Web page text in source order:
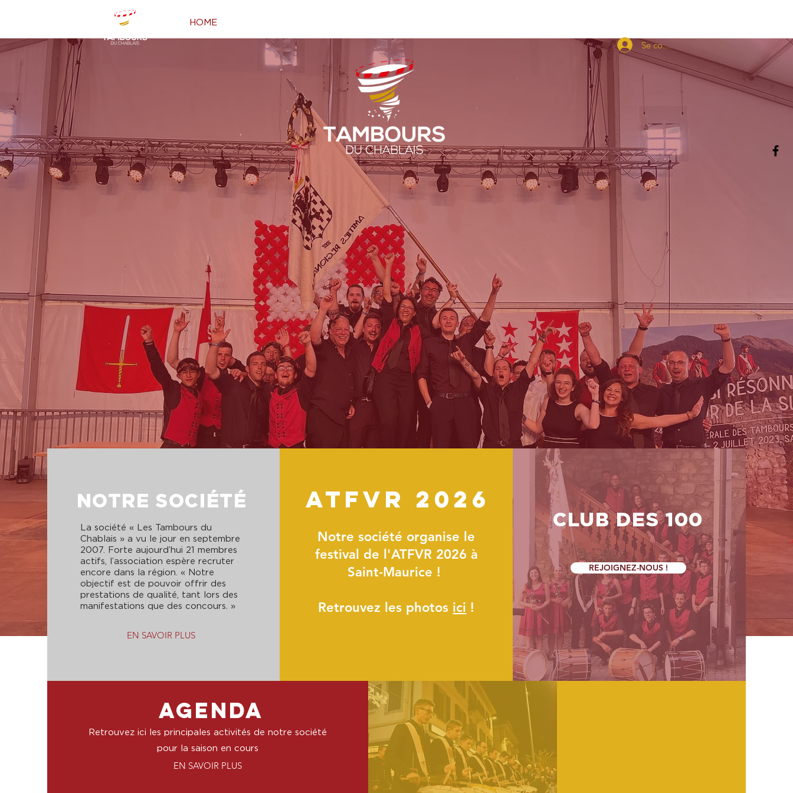
HOME
Se connecter
BIENVENUE !
SUR NOTRE SITE INTERNET
NOTRE SOCIÉTÉ
La société « Les Tambours du
Chablais » a vu le jour en septembre
2007. Forte aujourd’hui 21 membres
actifs, l’association espère recruter
encore dans la région. « Notre
objectif est de pouvoir offrir des
prestations de qualité, tant lors des
manifestations que des concours. »
EN SAVOIR PLUS
ATFVR 2026
Notre société organise le
festival de l'ATFVR 2026 à
Saint-Maurice !
Retrouvez les photos ici !
CLUB DES100
REJOIGNEZ-NOUS !
AGENDA
Retrouvez ici les principales activités de notre société
pour la saison en cours
EN SAVOIR PLUS